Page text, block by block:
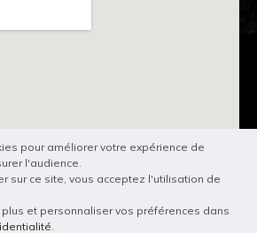
pour améliorer votre expérience de
l'audience.
sur ce site, vous acceptez l'utilisation de
et personnaliser vos préférences dans
.